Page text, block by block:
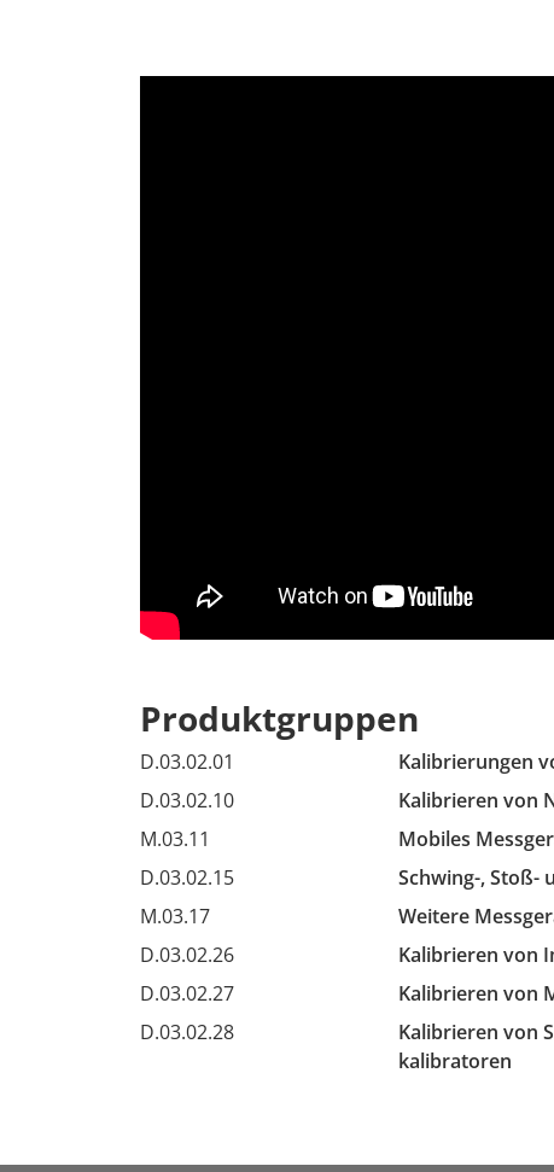
Produktgruppen
D.03.02.01
Kalibrierungen
D.03.02.10
Kalibrieren von
M.03.11
Mobiles
D.03.02.15
Schwing-, Stoß-
M.03.17
Weitere
D.03.02.26
Kalibrieren von
D.03.02.27
Kalibrieren von
D.03.02.28
Kalibrieren von
kalibratoren